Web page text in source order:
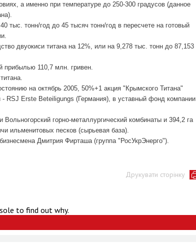
а именно при температуре до 250-300 градусов (данное
тыс. тонн/год до 45 тысяч тонн/год в пересчете на готовый
двуокиси титана на 12%, или на 9,278 тыс. тонн до 87,153
прибылью 110,7 млн. гривен.
на октябрь 2005, 50%+1 акция "Крымского Титана"
- RSJ Erste Beteiligungs (Германия), в уставный фонд компании
горно-металлургический комбинаты и 394,2 га
ильменитовых песков (сырьевая база).
Дмитрия Фирташа (группа "РосУкрЭнерго").
Друкувати сторінку
to find out why.